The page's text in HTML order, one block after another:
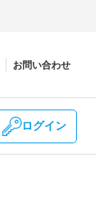
お問い合わせ
ログイン